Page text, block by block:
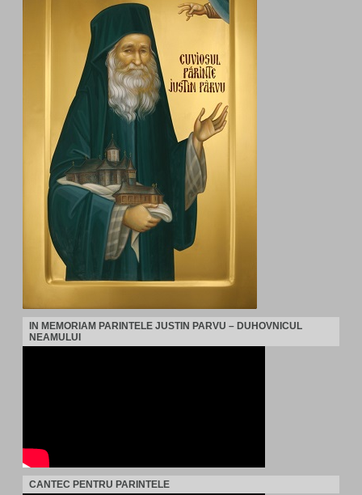
IN MEMORIAM PARINTELE JUSTIN PARVU – DUHOVNICUL
NEAMULUI
CANTEC PENTRU PARINTELE